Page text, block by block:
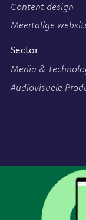
Content design
Meertalige
Sector
Media &
Audiovisuele